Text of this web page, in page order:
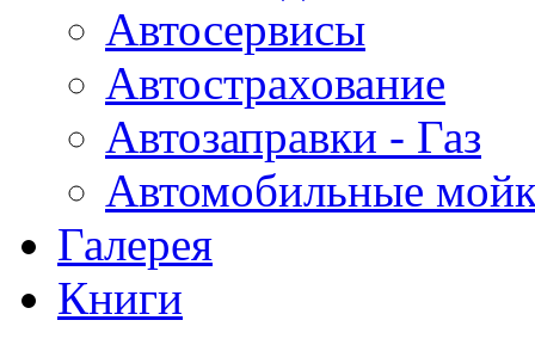
Автосервисы
Автострахование
Автозаправки - Газ
Автомобильные
Галерея
Книги